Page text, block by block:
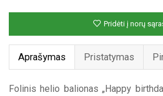
„Happy
birthday“
Pridėti į norų
Aprašymas Pristatymas
Folinis helio balionas „Happy